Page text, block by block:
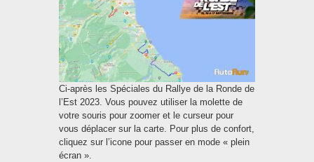
Ci-après les Spéciales du Rallye de la Ronde de
l’Est 2023. Vous pouvez utiliser la molette de
votre souris pour zoomer et le curseur pour
vous déplacer sur la carte. Pour plus de confort,
cliquez sur l’icone pour passer en mode « plein
écran ».